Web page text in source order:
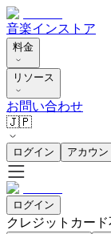
音楽インストア
料金
リソース
お問い合わせ
🇯🇵
ログイン アカウ
ログイン
クレジットカー